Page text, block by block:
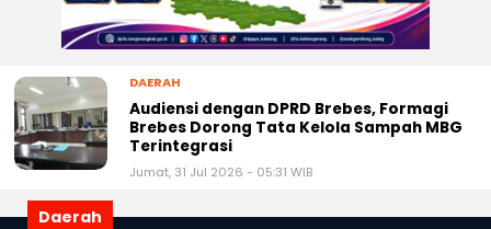
DAERAH
Audiensi dengan DPRD Brebes, Formagi
Brebes Dorong Tata Kelola Sampah MBG
Terintegrasi
Jumat, 31 Jul 2026 - 05:31 WIB
Daerah